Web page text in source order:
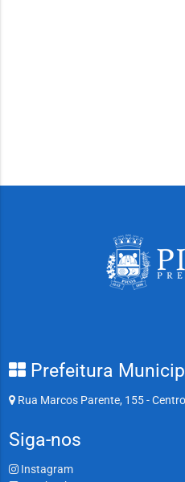
Prefeitura
Rua Marcos Parente, 155 -
Siga-nos
Instagram